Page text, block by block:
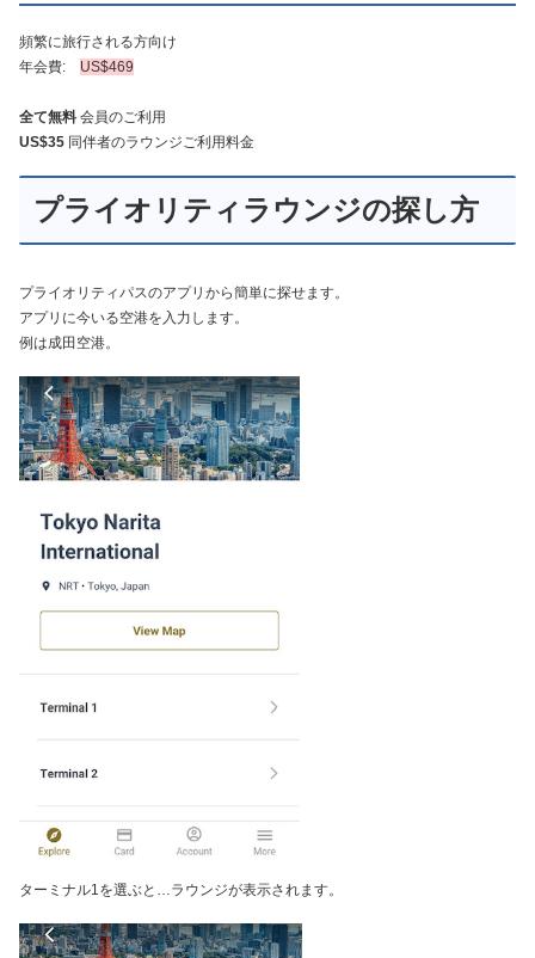
頻繁に旅行される方向け
年会費: US$469
全て無料 会員のご利用
US$35 同伴者のラウンジご利用料金
プライオリティラウンジの探し方
プライオリティパスのアプリから簡単に探せます。
アプリに今いる空港を入力します。
例は成田空港。
ターミナル1を選ぶと…ラウンジが表示されます。